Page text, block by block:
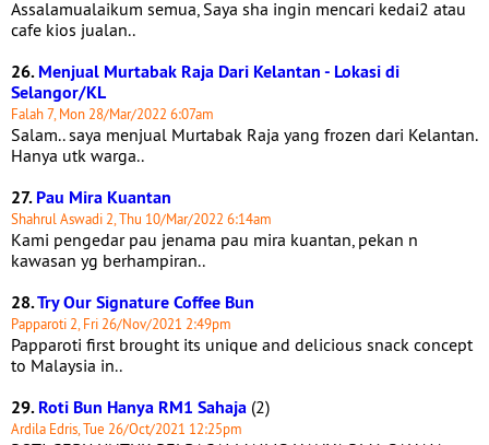
Assalamualaikum semua, Saya sha ingin mencari kedai2 atau
cafe kios jualan..
26.Menjual Murtabak Raja Dari Kelantan - Lokasi di
Selangor/KL
Falah 7, Mon 28/Mar/2022 6:07am
Salam.. saya menjual Murtabak Raja yang frozen dari Kelantan.
Hanya utk warga..
27.Pau Mira Kuantan
Shahrul Aswadi 2, Thu 10/Mar/2022 6:14am
Kami pengedar pau jenama pau mira kuantan, pekan n
kawasan yg berhampiran..
28.Try Our Signature Coffee Bun
Papparoti 2, Fri 26/Nov/2021 2:49pm
Papparoti first brought its unique and delicious snack concept
to Malaysia in..
29.Roti Bun Hanya RM1 Sahaja (2)
Ardila Edris, Tue 26/Oct/2021 12:25pm